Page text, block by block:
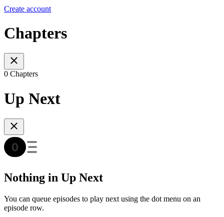
Create account
Chapters
0 Chapters
Up Next
Nothing in Up Next
You can queue episodes to play next using the dot menu on an
episode row.